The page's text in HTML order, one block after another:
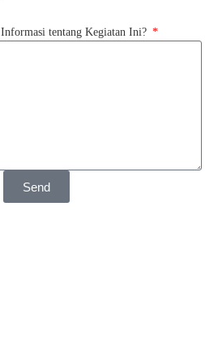
tentang Kegiatan Ini?
Send